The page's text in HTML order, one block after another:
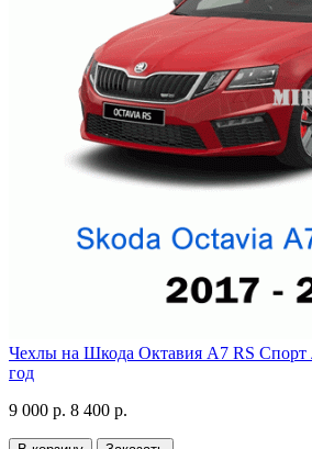
Чехлы на Шкода Октавия А7 RS Спорт
год
9 000 р. 8 400 р.